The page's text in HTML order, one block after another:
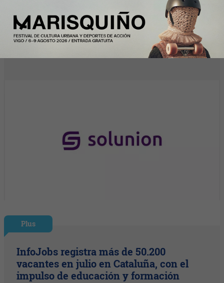
Solunion refuerza su equipo directivo en
América Latina con dos nuevos
nombramientos
Plus
InfoJobs registra más de 50.200
vacantes en julio en Cataluña, con el
impulso de educación y formación